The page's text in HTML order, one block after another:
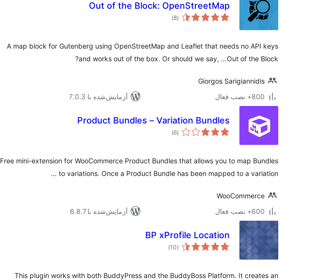
Out of the Block: OpenStreetMap
(8 مجموع
امتیازها
)
A map block for Gutenberg using OpenStreetMap and Leaflet that needs no API keys
and works out of the box. Or should we say, …Out of the Block?
Giorgos Sarigiannidis
800+ نصب فعال
آزمایش‌شده با 7.0.3
Product Bundles – Variation Bundles
(6 مجموع
امتیازها
)
Free mini-extension for WooCommerce Product Bundles that allows you to map Bundles
to variations. Once a Product Bundle has been mapped to a variation …
WooCommerce
600+ نصب فعال
آزمایش‌شده با 6.8.7
BP xProfile Location
(10
مجموع
امتیازها)
This plugin works with both BuddyPress and the BuddyBoss Platform. It creates an